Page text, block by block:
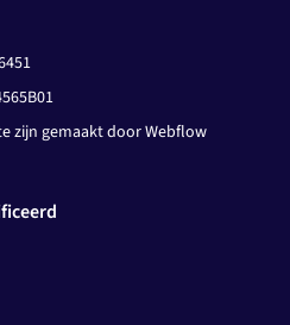
zijn gemaakt door Webflow